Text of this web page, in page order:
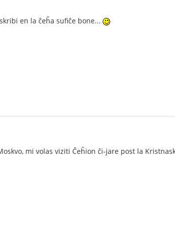
en la ĉeĥa sufiĉe bone...
mi volas viziti Ĉeĥion ĉi-jare post la